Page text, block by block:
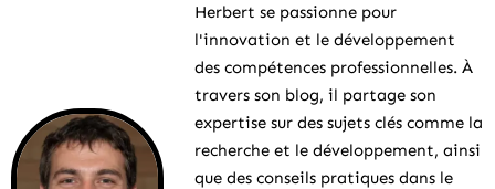
Herbert se passionne pour
l'innovation et le développement
des compétences professionnelles. À
travers son blog, il partage son
expertise sur des sujets clés comme la
recherche et le développement, ainsi
que des conseils pratiques dans le